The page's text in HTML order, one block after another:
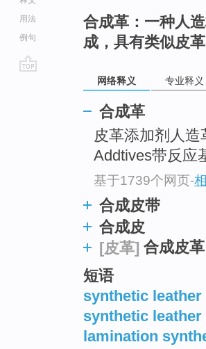
用法
例句
合成革：一种人
成，具有类似皮
网络释义 专业释义
合成革
皮革添加剂人
Addtives带反应
基于1739个网页-
合成皮带
合成皮
[皮革] 合成皮革
短语
synthetic leather
synthetic
lamination